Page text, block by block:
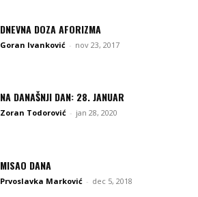
DNEVNA DOZA AFORIZMA
Goran Ivanković - nov 23, 2017
NA DANAŠNJI DAN: 28. JANUAR
Zoran Todorović - jan 28, 2020
MISAO DANA
Prvoslavka Marković - dec 5, 2018